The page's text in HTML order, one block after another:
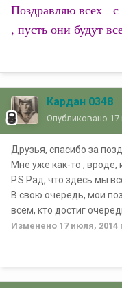
Поздравляю всех с
, пусть они будут
Кардан 0348
Опубликовано 17
Друзья, спасибо за
Мне уже как-то , вроде,
P.S.Рад, что здесь мы
В свою очередь, мои
всем, кто достиг
Изменено 17 июля, 2014